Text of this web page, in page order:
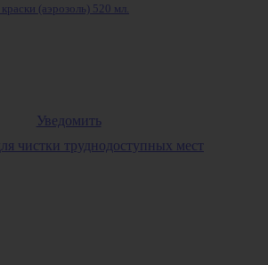
(аэрозоль) 520 мл.
Уведомить